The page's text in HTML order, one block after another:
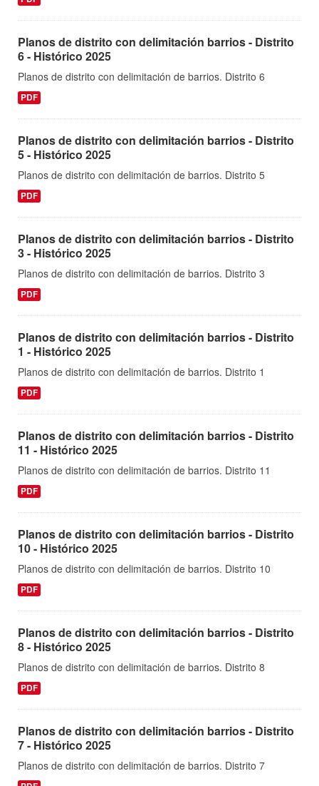
Planos de distrito con delimitación barrios - Distrito
6 - Histórico 2025
Planos de distrito con delimitación de barrios. Distrito 6
PDF
Planos de distrito con delimitación barrios - Distrito
5 - Histórico 2025
Planos de distrito con delimitación de barrios. Distrito 5
PDF
Planos de distrito con delimitación barrios - Distrito
3 - Histórico 2025
Planos de distrito con delimitación de barrios. Distrito 3
PDF
Planos de distrito con delimitación barrios - Distrito
1 - Histórico 2025
Planos de distrito con delimitación de barrios. Distrito 1
PDF
Planos de distrito con delimitación barrios - Distrito
11 - Histórico 2025
Planos de distrito con delimitación de barrios. Distrito 11
PDF
Planos de distrito con delimitación barrios - Distrito
10 - Histórico 2025
Planos de distrito con delimitación de barrios. Distrito 10
PDF
Planos de distrito con delimitación barrios - Distrito
8 - Histórico 2025
Planos de distrito con delimitación de barrios. Distrito 8
PDF
Planos de distrito con delimitación barrios - Distrito
7 - Histórico 2025
Planos de distrito con delimitación de barrios. Distrito 7